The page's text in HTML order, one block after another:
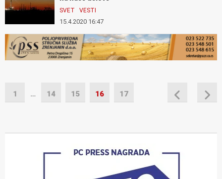
SVET VESTI
15.4.2020 16:47
1 … 14 15 16 17